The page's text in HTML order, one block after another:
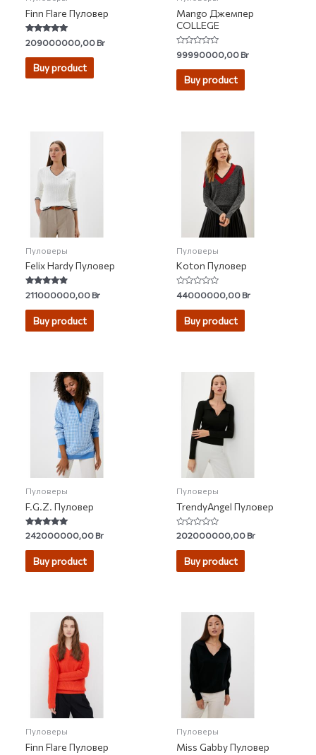
Finn Flare Пуловер
Rated
4.76
out of 5
209000000,00Br
Buy product
Mango Джемпер
COLLEGE
Rated
0
out
99990000,00Br
Buy product
Пуловеры
Felix Hardy Пуловер
Rated
4.59
out of 5
211000000,00Br
Buy product
Пуловеры
Koton Пуловер
Rated
0
out
44000000,00Br
Buy product
Пуловеры
F.G.Z. Пуловер
Rated
5.00
out of 5
242000000,00Br
Buy product
Пуловеры
TrendyAngel Пуловер
Rated
0
out
202000000,00Br
Buy product
Пуловеры
Finn Flare Пуловер
Пуловеры
Miss Gabby Пуловер